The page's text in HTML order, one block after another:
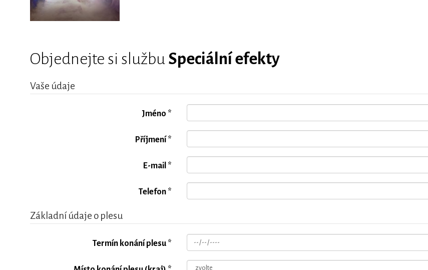
Objednejte si službu Speciální efekty
Vaše údaje
Jméno *
Příjmení *
E-mail *
Telefon *
Základní údaje o plesu
Termín konání plesu *